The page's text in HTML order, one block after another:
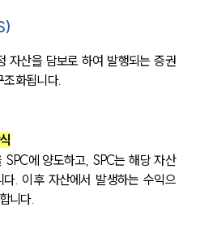
자산을 담보로 하여 발행되는 증권
화됩니다.
에 양도하고, SPC는 해당 자산
. 이후 자산에서 발생하는 수익으
니다.